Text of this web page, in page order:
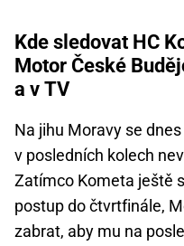
Kde sledovat HC
Motor České
a v TV
Na jihu Moravy se
v posledních kolech
Zatímco Kometa ještě
postup do čtvrtfinále,
zabrat, aby mu na